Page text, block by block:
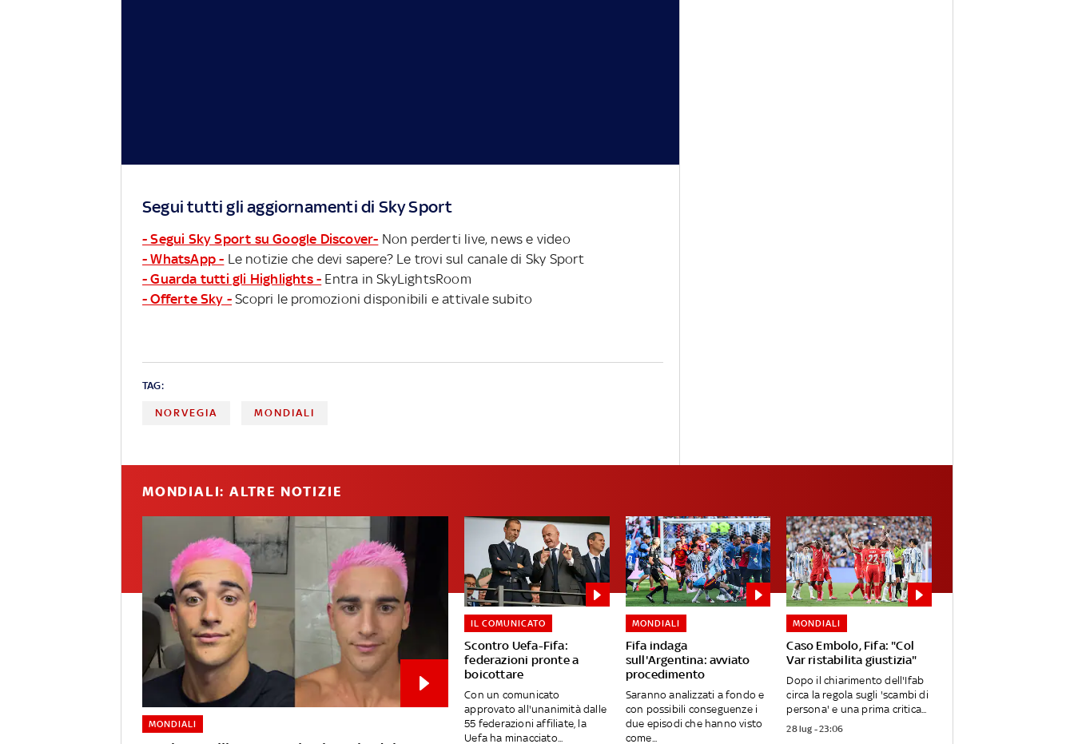
Segui tutti gli aggiornamenti di Sky Sport
- Segui Sky Sport su Google Discover- Non perderti live, news e video
- WhatsApp - Le notizie che devi sapere? Le trovi sul canale di Sky Sport
- Guarda tutti gli Highlights - Entra in SkyLightsRoom
- Offerte Sky - Scopri le promozioni disponibili e attivale subito
TAG:
NORVEGIA MONDIALI
MONDIALI: ALTRE NOTIZIE
MONDIALI
Scontro Uefa-Fifa:
federazioni pronte a
boicottare
IL COMUNICATO
Con un comunicato
approvato all'unanimità dalle
55 federazioni affiliate, la
Uefa ha minacciato...
Fifa indaga
sull'Argentina: avviato
procedimento
MONDIALI
Saranno analizzati a fondo e
con possibili conseguenze i
due episodi che hanno visto
come...
Caso Embolo, Fifa: "Col
Var ristabilita giustizia"
MONDIALI
Dopo il chiarimento dell'Ifab
circa la regola sugli 'scambi di
persona' e una prima critica...
28 lug - 23:06